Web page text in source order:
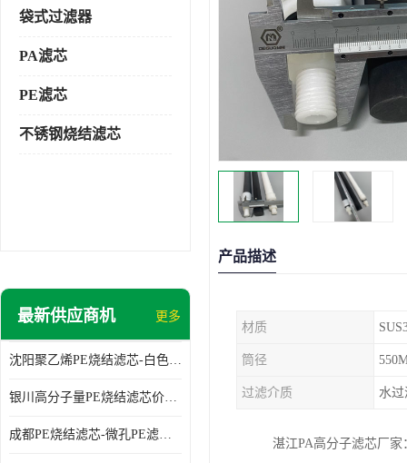
袋式过滤器
PA滤芯
PE滤芯
不锈钢烧结滤芯
最新供应商机 更多
沈阳聚乙烯PE烧结滤芯-白色PE滤芯-使用寿命长
银川高分子量PE烧结滤芯价格-过滤器PE滤芯-高流通能力
成都PE烧结滤芯-微孔PE滤芯-拆洗方便
产品描述
材质
筒径
过滤介质 水过
湛江PA高分子滤芯厂